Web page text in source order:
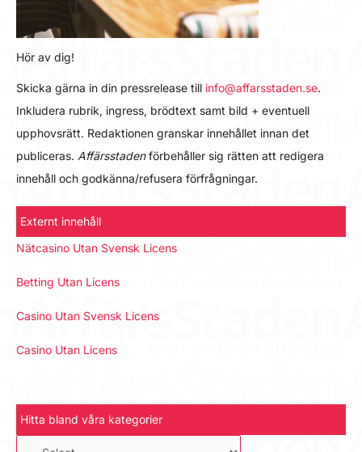
Hör av dig!
Skicka gärna in din pressrelease till info@affarsstaden.se.
Inkludera rubrik, ingress, brödtext samt bild + eventuell
upphovsrätt. Redaktionen granskar innehållet innan det
publiceras. Affärsstadenförbehåller sig rätten att redigera
innehåll och godkänna/refusera förfrågningar.
Externt innehåll
Nätcasino Utan Svensk Licens
Betting Utan Licens
Casino Utan Svensk Licens
Casino Utan Licens
Hitta bland våra kategorier